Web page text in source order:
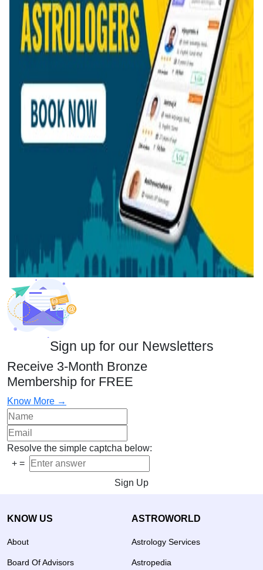
Sign up for our Newsletters
Receive 3-Month Bronze
Membership for FREE
Know More →
Resolve the simple captcha below:
+ =
Sign Up
KNOW US
About
Board Of Advisors
ASTROWORLD
Astrology Services
Astropedia